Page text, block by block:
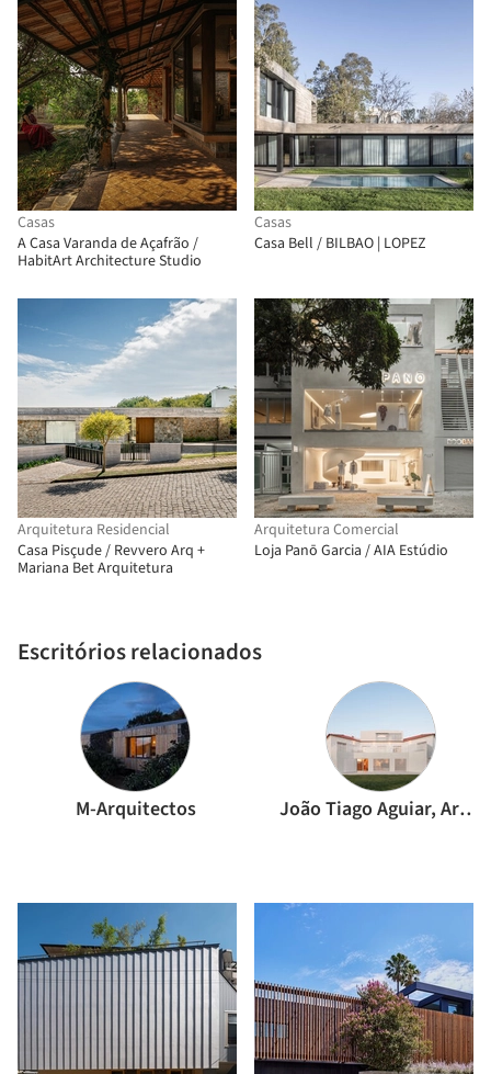
Casas
A Casa Varanda de Açafrão /
HabitArt Architecture Studio
Casas
Casa Bell / BILBAO | LOPEZ
Arquitetura Residencial
Casa Pisçude / Revvero Arq +
Mariana Bet Arquitetura
Escritórios relacionados
M-Arquitectos João Tiago Aguiar, Arquitectos
Arquitetura Comercial
Loja Panō Garcia / AIA Estúdio